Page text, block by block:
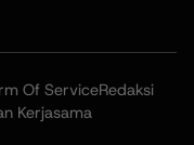
Of ServiceRedaksi
Kerjasama